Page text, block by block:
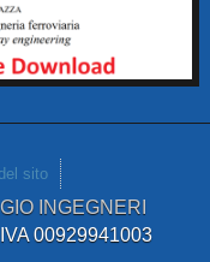
sito
INGEGNERI
00929941003